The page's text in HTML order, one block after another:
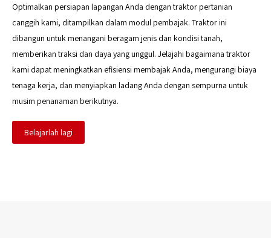
Optimalkan persiapan lapangan Anda dengan traktor pertanian
canggih kami, ditampilkan dalam modul pembajak. Traktor ini
dibangun untuk menangani beragam jenis dan kondisi tanah,
memberikan traksi dan daya yang unggul. Jelajahi bagaimana traktor
kami dapat meningkatkan efisiensi membajak Anda, mengurangi biaya
tenaga kerja, dan menyiapkan ladang Anda dengan sempurna untuk
musim penanaman berikutnya.
Belajarlah lagi